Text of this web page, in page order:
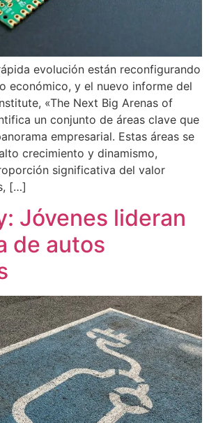
evolución están reconfigurando
económico, y el nuevo informe del
«The Next Big Arenas of
un conjunto de áreas clave que
empresarial. Estas áreas se
crecimiento y dinamismo,
significativa del valor
[…]
Jóvenes lideran
de autos